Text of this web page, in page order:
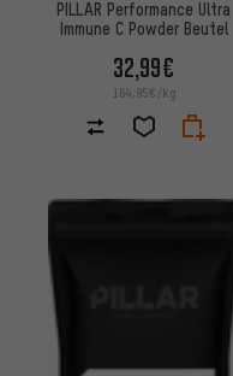
PILLAR Performance Ultra
Immune C Powder Beutel
32,99€
164,95€/kg